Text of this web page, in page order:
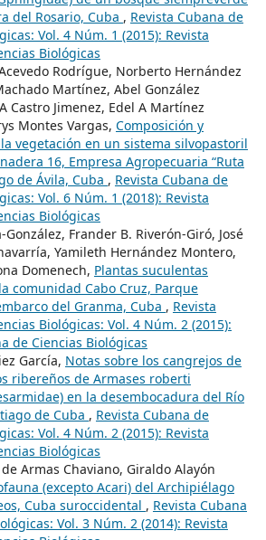
del Rosario, Cuba , Revista Cubana de
Vol. 4 Núm. 1 (2015): Revista
Biológicas
Rodrígue, Norberto Hernández
Martínez, Abel González
Castro Jimenez, Edel A Martínez
Montes Vargas, Composición y
vegetación en un sistema silvopastoril
16, Empresa Agropecuaria “Ruta
de Ávila, Cuba , Revista Cubana de
Vol. 6 Núm. 1 (2018): Revista
Biológicas
Frander B. Riverón-Giró, José
Yamileth Hernández Montero,
Domenech, Plantas suculentas
comunidad Cabo Cruz, Parque
del Granma, Cuba , Revista
Biológicas: Vol. 4 Núm. 2 (2015):
de Ciencias Biológicas
García, Notas sobre los cangrejos de
ribereños de Armases roberti
en la desembocadura del Río
de Cuba , Revista Cubana de
Vol. 4 Núm. 2 (2015): Revista
Biológicas
Armas Chaviano, Giraldo Alayón
(excepto Acari) del Archipiélago
Cuba suroccidental , Revista Cubana
Vol. 3 Núm. 2 (2014): Revista